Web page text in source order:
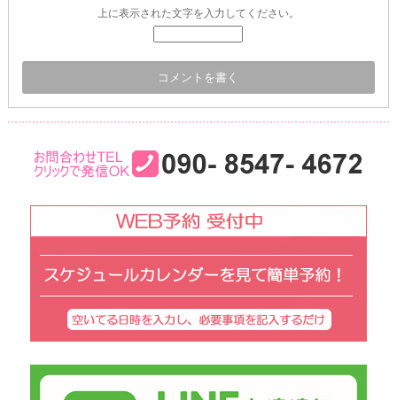
上に表示された文字を入力してください。